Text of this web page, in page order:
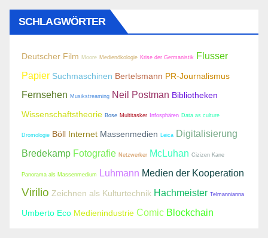
SCHLAGWÖRTER
Deutscher Film Moore Medienökologie Krise der Germanistik Flusser
Papier Suchmaschinen Bertelsmann PR-Journalismus
Fernsehen Musikstreaming Neil Postman Bibliotheken
Wissenschaftstheorie Bose Multitasker Infosphären Data as culture
Dromologie Böll Internet Massenmedien Leica Digitalisierung
Bredekamp Fotografie Netzwerker McLuhan Cizizen Kane
Panorama als Massenmedium Luhmann Medien der Kooperation
Virilio Zeichnen als Kulturtechnik Hachmeister Telmannianna
Umberto Eco Medienindustrie Comic Blockchain